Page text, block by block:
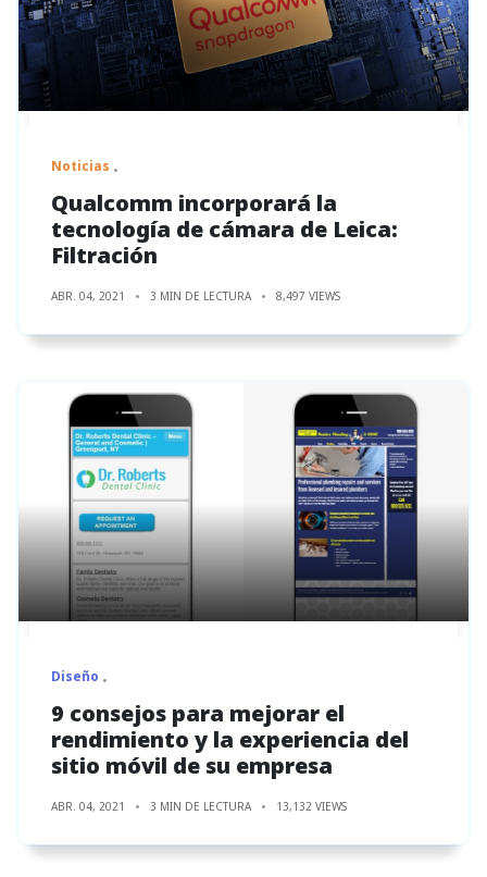
Noticias
Qualcomm incorporará la
tecnología de cámara de Leica:
Filtración
ABR. 04, 2021 3 MIN DE LECTURA 8,497 VIEWS
Diseño
9 consejos para mejorar el
rendimiento y la experiencia del
sitio móvil de su empresa
ABR. 04, 2021 3 MIN DE LECTURA 13,132 VIEWS